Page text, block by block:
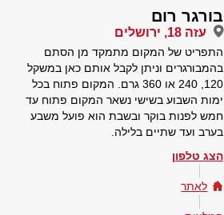
בורגר רום
עזה 18, ירושלים
התפריט של המקום מתמקד מן הסתם
בהמבורגרים וניתן לקבל אותם כאן במשקל
120, 240 או 360 גרם. המקום פתוח בכל
ימות השבוע בשישי נשאר המקום פתוח עד
חמש לפנות בוקר ובשבת הוא פועל משבע
בערב ועד שתיים בלילה.
הצג טלפון
לאתר